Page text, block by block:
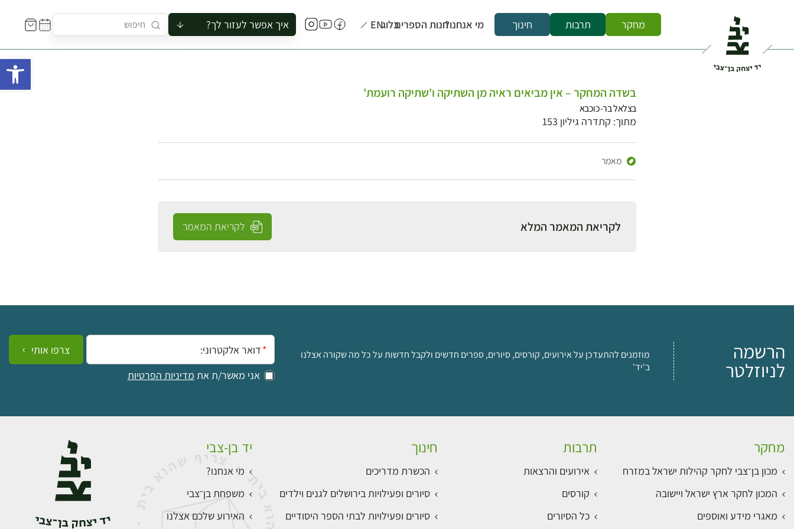
מחקר תרבות חינוך מי אנחנו?חנות הספריםבלוגEN איך אפשר לעזור לך?
להזמין סיור לקבוצה
בשדה המחקר – אין מביאים ראיה מן השתיקה ו'שתיקה רועמת'
בצלאל בר-כוכבא
מתוך: קתדרה גיליון 153
מאמר
לקריאת המאמר המלא לקריאת המאמר
הרשמה
לניוזלטר
מוזמנים להתעדכן על אירועים, קורסים, סיורים, ספרים חדשים ולקבל חדשות על כל מה שקורה אצלנו
ב'יד'
אימייל:
אני מאשר/ת את מדיניות הפרטיות
צרפו אותי
מחקר
מכון בן־צבי לחקר קהילות ישראל במזרח
המכון לחקר ארץ ישראל ויישובה
מאגרי מידע ואוספים
תרבות
אירועים והרצאות
קורסים
כל הסיורים
חינוך
הכשרת מדריכים
סיורים ופעילויות בירושלים לגנים וילדים
סיורים ופעילויות לבתי הספר היסודיים
יד בן-צבי
מי אנחנו?
משפחת בן־צבי
האירוע שלכם אצלנו